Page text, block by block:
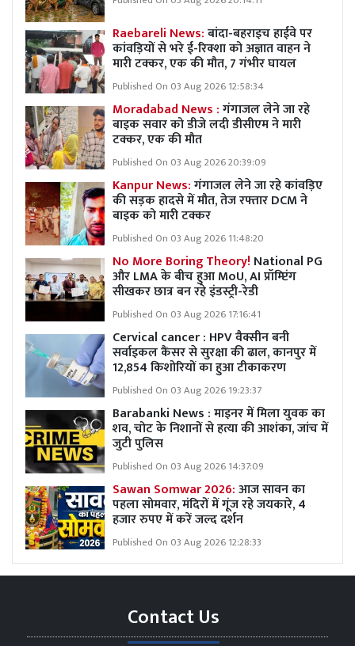
Raebareli News:बांदा-बहराइच हाईवे पर
कांवड़ियों से भरे ई-रिक्शा को अज्ञात वाहन ने
मारी टक्कर, एक की मौत, 7 गंभीर घायल
Published On 03 Aug 2026 12:58:34
Moradabad News :गंगाजल लेने जा रहे
बाइक सवार को डीजे लदी डीसीएम ने मारी
टक्कर, एक की मौत
Published On 03 Aug 2026 20:39:09
Kanpur News:गंगाजल लेने जा रहे कांवड़िए
की सड़क हादसे में मौत, तेज रफ्तार DCM ने
बाइक को मारी टक्कर
Published On 03 Aug 2026 11:48:20
No More Boring Theory! National PG
और LMA के बीच हुआ MoU, AI प्रॉम्प्टिंग
सीखकर छात्र बन रहे इंडस्ट्री-रेडी
Published On 03 Aug 2026 17:16:41
Cervical cancer : HPV वैक्सीन बनी
सर्वाइकल कैंसर से सुरक्षा की ढाल, कानपुर में
12,854 किशोरियों का हुआ टीकाकरण
Published On 03 Aug 2026 19:23:37
Barabanki News : माइनर में मिला युवक का
शव, चोट के निशानों से हत्या की आशंका, जांच में
जुटी पुलिस
Published On 03 Aug 2026 14:37:09
Sawan Somwar 2026:आज सावन का
पहला सोमवार, मंदिरों में गूंज रहे जयकारे, 4
हजार रुपए में करें जल्द दर्शन
Published On 03 Aug 2026 12:28:33
Contact Us